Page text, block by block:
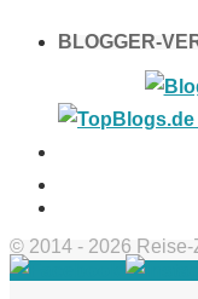
BLOGGER-
© 2014 - 2026 Reise-